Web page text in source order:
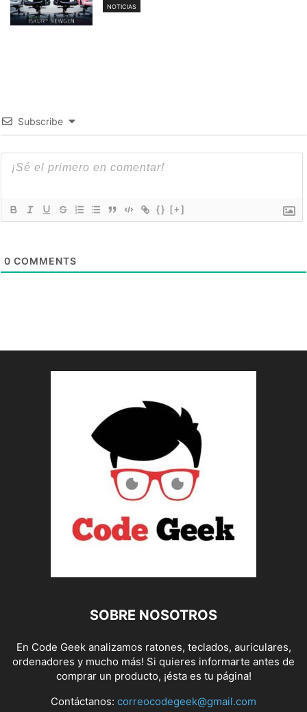
NOTICIAS
Subscribe
{} [+]
0 COMMENTS
SOBRE NOSOTROS
En Code Geek analizamos ratones, teclados, auriculares,
ordenadores y mucho más! Si quieres informarte antes de
comprar un producto, ¡ésta es tu página!
Contáctanos: correocodegeek@gmail.com